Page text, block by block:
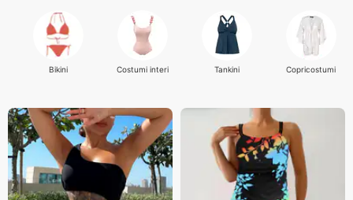
Bikini Costumi interi Tankini Copricostumi